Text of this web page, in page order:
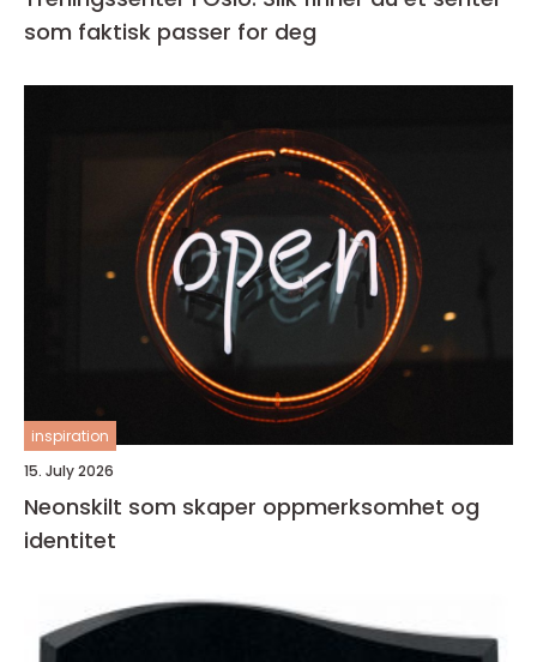
som faktisk passer for deg
inspiration
15. July 2026
Neonskilt som skaper oppmerksomhet og
identitet